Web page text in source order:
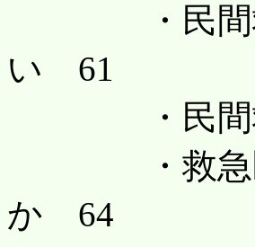
・民間救急
い 61
・民間救
・救急医療
か 64